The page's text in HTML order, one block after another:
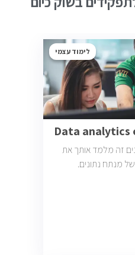
לימוד עצמי
Data analytics
זה מלמד אותך את
מנתח נתונים.